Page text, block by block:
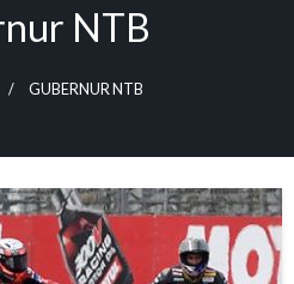
NTB
GUBERNUR NTB